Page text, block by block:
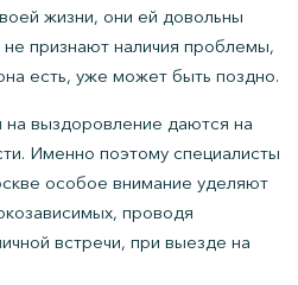
жизни, они ей довольны
признают наличия проблемы,
есть, уже может быть поздно.
выздоровление даются на
Именно поэтому специалисты
особое внимание уделяют
проводя
встречи, при выезде на